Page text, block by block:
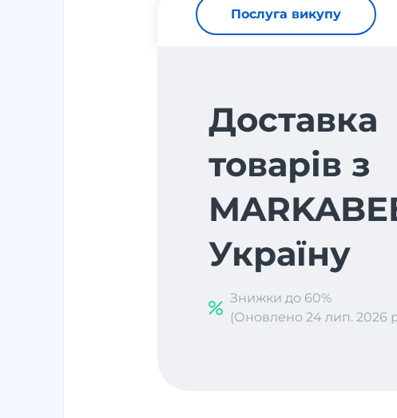
Послуга викупу
Доставка
товарів з
Україну
Знижки до 60%
(Оновлено 24 лип. 2026